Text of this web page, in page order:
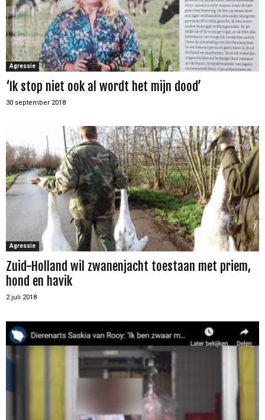
Agressie
‘Ik stop niet ook al wordt het mijn dood’
30 september 2018
Agressie
Zuid-Holland wil zwanenjacht toestaan met priem,
hond en havik
2 juli 2018